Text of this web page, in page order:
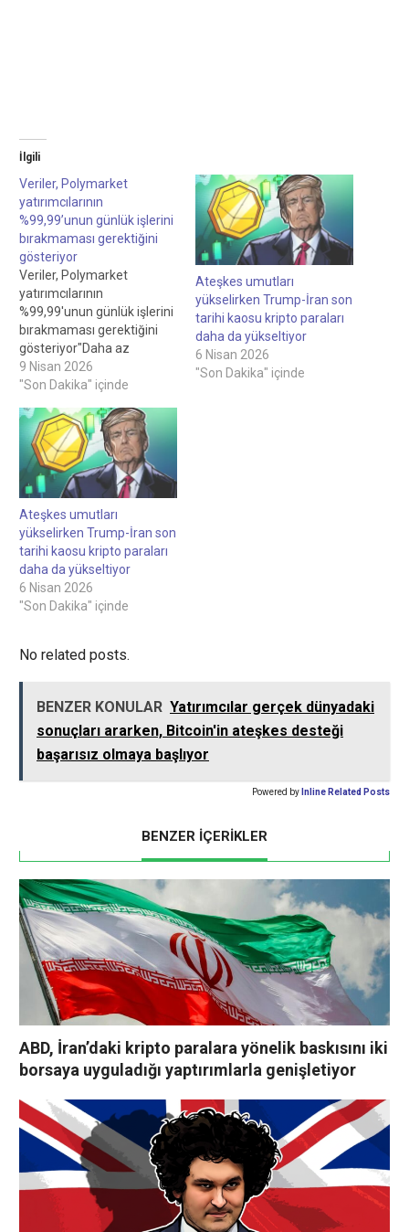
İlgili
Veriler, Polymarket
yatırımcılarının
%99,99’unun günlük işlerini
bırakmaması gerektiğini
gösteriyor
Veriler, Polymarket
yatırımcılarının
%99,99'unun günlük işlerini
bırakmaması gerektiğini
gösteriyor"Daha az
deneyimli kullanıcılar daha
az başarılı ticaret yapma
%0,1'i bunu bir sonraki ay
tekrarlamayı başardı ve
yalnızca %0,015'i bunu art
arda dört ay boyunca
sürdürebildi.Kripto analisti
Andrey Sergeenkov'un
Pazartesi günü verdiği
veriler, Polymarket
yatırımcılarının yaklaşık
%1'inin 1000 dolardan
fazla…
9 Nisan 2026
"Son Dakika" içinde
Ateşkes umutları
yükselirken Trump-İran son
tarihi kaosu kripto paraları
daha da yükseltiyor
6 Nisan 2026
"Son Dakika" içinde
Ateşkes umutları
yükselirken Trump-İran son
tarihi kaosu kripto paraları
daha da yükseltiyor
6 Nisan 2026
"Son Dakika" içinde
No related posts.
BENZER KONULAR Yatırımcılar gerçek dünyadaki
sonuçları ararken, Bitcoin'in ateşkes desteği
başarısız olmaya başlıyor
Powered by Inline Related Posts
BENZER İÇERİKLER
ABD, İran’daki kripto paralara yönelik baskısını iki
borsaya uyguladığı yaptırımlarla genişletiyor